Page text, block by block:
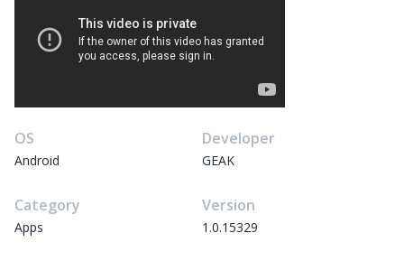
OS
Android
Developer
GEAK
Category
Apps
Version
1.0.15329